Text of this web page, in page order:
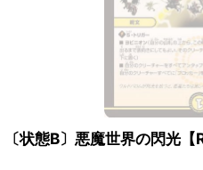
〔状態B〕悪魔世界の閃光